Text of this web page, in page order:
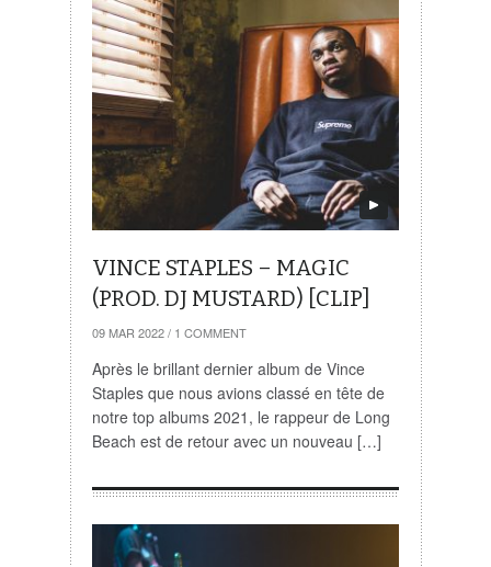
VINCE STAPLES – MAGIC
(PROD. DJ MUSTARD) [CLIP]
09 MAR 2022 / 1 COMMENT
Après le brillant dernier album de Vince
Staples que nous avions classé en tête de
notre top albums 2021, le rappeur de Long
Beach est de retour avec un nouveau […]